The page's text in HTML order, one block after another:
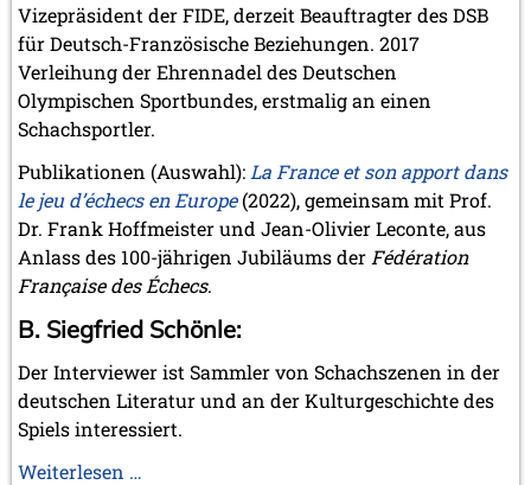
2005
Dezember 2005 (2 Einträge)
September 2005 (3 Einträge)
August 2005 (1 Eintrag)
Juni 2005 (1 Eintrag)
April 2005 (1 Eintrag)
März 2005 (2 Einträge)
Februar 2005 (1 Eintrag)
Januar 2005 (2 Einträge)
2004
Dezember 2004 (2 Einträge)
November 2004 (1 Eintrag)
September 2004 (1 Eintrag)
August 2004 (3 Einträge)
Juli 2004 (1 Eintrag)
Juni 2004 (1 Eintrag)
Mai 2004 (3 Einträge)
Vizepräsident der FIDE, derzeit Beauftragter des DSB
für Deutsch-Französische Beziehungen. 2017
Verleihung der Ehrennadel des Deutschen
Olympischen Sportbundes, erstmalig an einen
Schachsportler.
Publikationen (Auswahl): La France et son apport dans
le jeu d’échecs en Europe(2022), gemeinsam mit Prof.
Dr. Frank Hoffmeister und Jean-Olivier Leconte, aus
Anlass des 100-jährigen Jubiläums der Fédération
Française des Échecs.
B. Siegfried Schönle:
Der Interviewer ist Sammler von Schachszenen in der
deutschen Literatur und an der Kulturgeschichte des
Spiels interessiert.
Weiterlesen …